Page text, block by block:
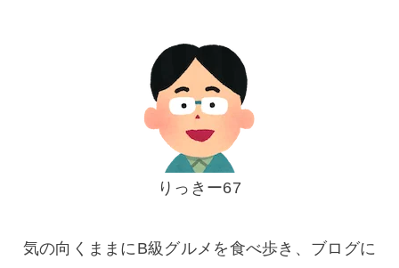
りっきー67
気の向くままにB級グルメを食べ歩き、ブログに